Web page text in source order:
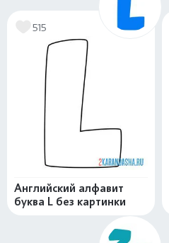
515
Английский алфавит
буква L без картинки